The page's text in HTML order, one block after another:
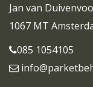
Jan van
1067 MT
085 1054105